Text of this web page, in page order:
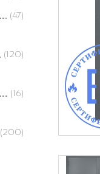
(47)
(120)
(16)
(200)